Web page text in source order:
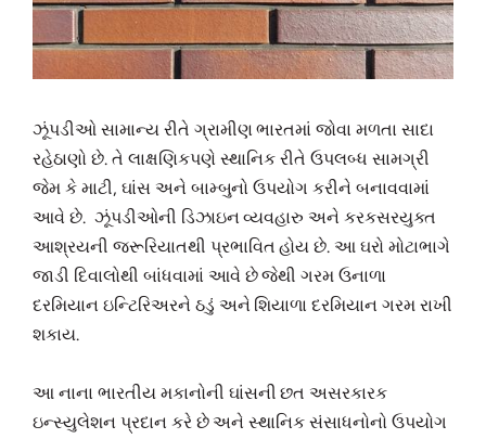
ઝૂંપડીઓ સામાન્ય રીતે ગ્રામીણ ભારતમાં જોવા મળતા સાદા
રહેઠાણો છે. તે લાક્ષણિકપણે સ્થાનિક રીતે ઉપલબ્ધ સામગ્રી
જેમ કે માટી, ઘાંસ અને બામ્બુનો ઉપયોગ કરીને બનાવવામાં
આવે છે. ઝૂંપડીઓની ડિઝાઇન વ્યવહારુ અને કરકસરયુક્ત
આશ્રયની જરૂરિયાતથી પ્રભાવિત હોય છે. આ ઘરો મોટાભાગે
જાડી દિવાલોથી બાંધવામાં આવે છે જેથી ગરમ ઉનાળા
દરમિયાન ઇન્ટિરિઅરને ઠડું અને શિયાળા દરમિયાન ગરમ રાખી
શકાય.
આ નાના ભારતીય મકાનોની ઘાંસની છત અસરકારક
ઇન્સ્યુલેશન પ્રદાન કરે છે અને સ્થાનિક સંસાધનોનો ઉપયોગ